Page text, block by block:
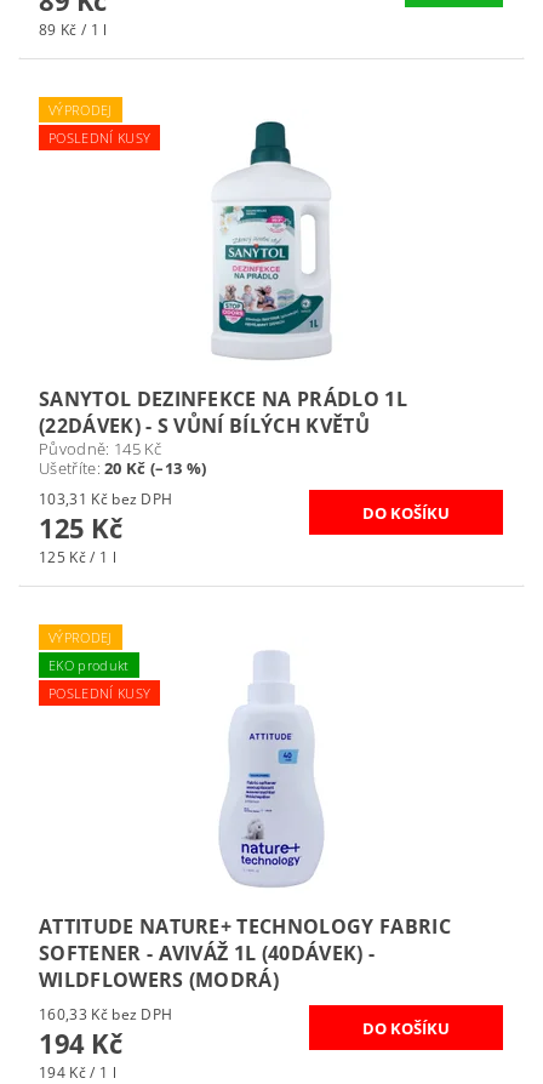
89 Kč / 1 l
VÝPRODEJ
POSLEDNÍ KUSY
SANYTOL DEZINFEKCE NA PRÁDLO 1L
(22DÁVEK) - S VŮNÍ BÍLÝCH KVĚTŮ
Původně: 145 Kč
Ušetříte:20 Kč (–13 %)
103,31 Kč bez DPH
125 Kč
125 Kč / 1 l
VÝPRODEJ
EKO produkt
POSLEDNÍ KUSY
ATTITUDE NATURE+ TECHNOLOGY FABRIC
SOFTENER - AVIVÁŽ 1L (40DÁVEK) -
WILDFLOWERS (MODRÁ)
160,33 Kč bez DPH
194 Kč
194 Kč / 1 l